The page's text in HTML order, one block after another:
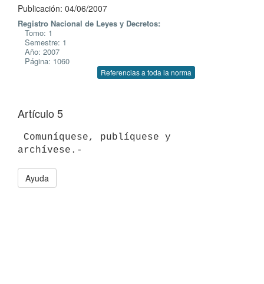
Publicación: 04/06/2007
Registro Nacional de Leyes y Decretos:
Tomo: 1
Semestre: 1
Año: 2007
Página: 1060
Referencias a toda la norma
Artículo 5
Ayuda